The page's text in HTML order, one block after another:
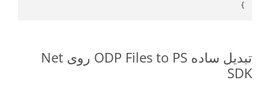
}
تبدیل ساده ODP Files to PS روی Net
SDK